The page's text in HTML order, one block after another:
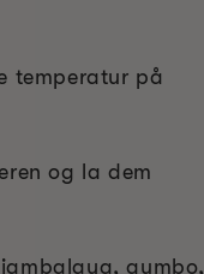
temperatur på
og la dem
jambalaya, gumbo,